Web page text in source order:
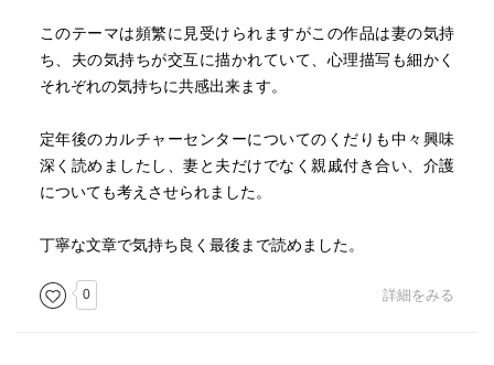
このテーマは頻繁に見受けられますがこの作品は妻の気持
ち、夫の気持ちが交互に描かれていて、心理描写も細かく
それぞれの気持ちに共感出来ます。
定年後のカルチャーセンターについてのくだりも中々興味
深く読めましたし、妻と夫だけでなく親戚付き合い、介護
についても考えさせられました。
丁寧な文章で気持ち良く最後まで読めました。
0 詳細をみる